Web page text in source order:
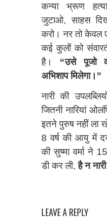
कन्या भ्रूण
जुटाओ, साहस
करो। नर तो केवल
कई कुलों को
है। “उसे पूजो
अभिशाप मिलेगा।”
नारी की
जितनी नारियां
इतने पुरुष नहीं ला
8 वर्ष की आयु में
की सुष्मा वर्मा ने
डी कर ली,है न
LEAVE A REPLY